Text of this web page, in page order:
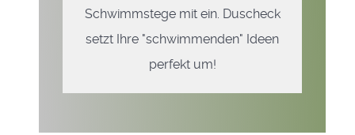
Schwimmstege mit ein. Duscheck
setzt Ihre "schwimmenden" Ideen
perfekt um!